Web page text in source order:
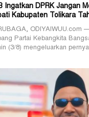
Ingatkan DPRK Jangan
Kabupaten Tolikara
ODIYAIWUU.com
Partai Kebangkita
(3/8) mengeluarkan